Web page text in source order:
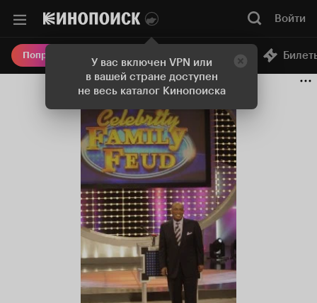
У вас включен VPN или
в вашей стране доступен
не весь каталог Кинопоиска
Войти
Попробовать Плюс Онлайн-кинотеатр